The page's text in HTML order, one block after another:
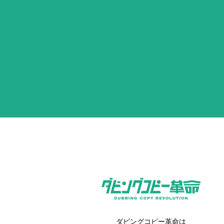
ダビングコピー革命は